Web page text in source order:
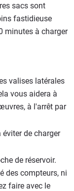
sacs sont
fastidieuse
minutes à charger
valises latérales
vous aidera à
à l'arrêt par
de charger
de réservoir.
des compteurs, ni
faire avec le